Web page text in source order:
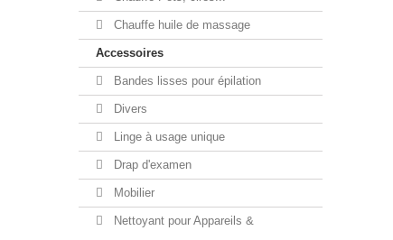
Chauffe huile de massage
Accessoires
Bandes lisses pour épilation
Divers
Linge à usage unique
Drap d'examen
Mobilier
Nettoyant pour Appareils &